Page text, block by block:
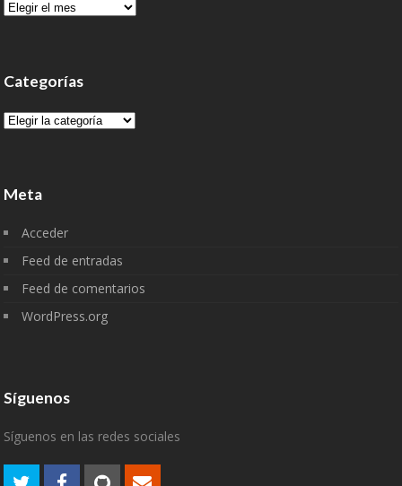
Archivo
Categorías
Categorías
Meta
Acceder
Feed de entradas
Feed de comentarios
WordPress.org
Síguenos
Síguenos en las redes sociales